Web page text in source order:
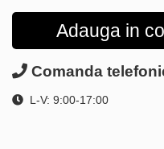
Adauga in
Comanda
L-V: 9:00-17:00